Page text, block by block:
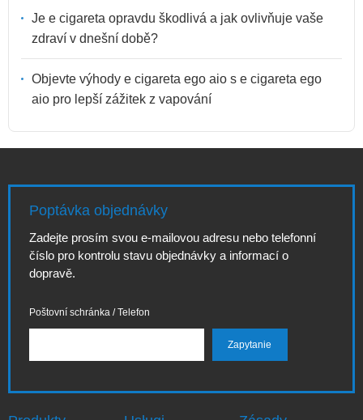
Je e cigareta opravdu škodlivá a jak ovlivňuje vaše
zdraví v dnešní době?
Objevte výhody e cigareta ego aio s e cigareta ego
aio pro lepší zážitek z vapování
Poptávka objednávky
Zadejte prosím svou e-mailovou adresu nebo telefonní
číslo pro kontrolu stavu objednávky a informací o
dopravě.
Poštovní schránka / Telefon